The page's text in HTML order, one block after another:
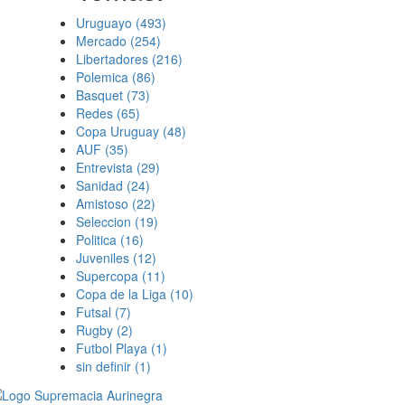
Uruguayo (493)
Mercado (254)
Libertadores (216)
Polemica (86)
Basquet (73)
Redes (65)
Copa Uruguay (48)
AUF (35)
Entrevista (29)
Sanidad (24)
Amistoso (22)
Seleccion (19)
Politica (16)
Juveniles (12)
Supercopa (11)
Copa de la Liga (10)
Futsal (7)
Rugby (2)
Futbol Playa (1)
sin definir (1)